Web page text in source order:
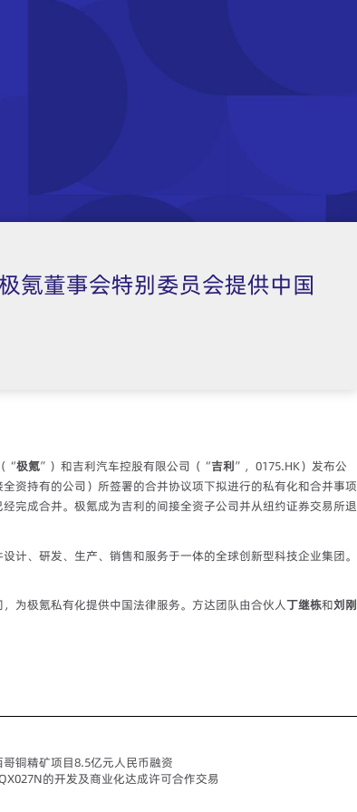
氪董事会特别委员会提供中国
“极氪”）和吉利汽车控股有限公司（“吉利”，0175.HK）发布公
资持有的公司）所签署的合并协议项下拟进行的私有化和合并事项
完成合并。极氪成为吉利的间接全资子公司并从纽约证券交易所退
计、研发、生产、销售和服务于一体的全球创新型科技企业集团。
为极氪私有化提供中国法律服务。方达团队由合伙人丁继栋和刘刚
铜精矿项目8.5亿元人民币融资
的开发及商业化达成许可合作交易